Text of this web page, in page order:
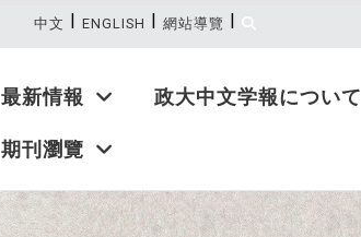
最新情報 政大中文学報について
期刊瀏覽
中文 | ENGLISH | 網站導覽 |